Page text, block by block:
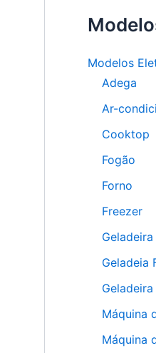
Modelos
Adega
Ar-
Cooktop
Fogão
Forno
Freezer
Geladeira
Geladeia
Máquina
Máquina